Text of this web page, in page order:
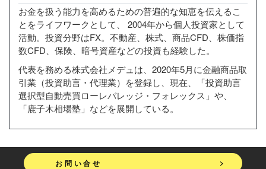
お金を扱う能力を高めるための普遍的な知恵を伝えるこ
とをライフワークとして、 2004年から個人投資家として
活動。投資分野はFX。不動産、株式、商品CFD、株価指
数CFD、保険、暗号資産などの投資も経験した。
代表を務める株式会社メデュは、2020年5月に金融商品取
引業（投資助言・代理業）を登録し、現在、「投資助言
選択型自動売買ローレバレッジ・フォレックス」や、
「鹿子木相場塾」などを展開している。
>
お問い合せ